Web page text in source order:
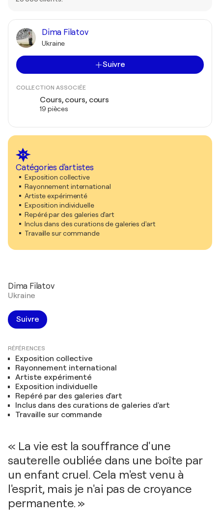
Dima Filatov
Ukraine
Suivre
COLLECTION ASSOCIÉE
Cours, cours, cours
19 pièces
Catégories d'artistes
Exposition collective
Rayonnement international
Artiste expérimenté
Exposition individuelle
Repéré par des galeries d'art
Inclus dans des curations de galeries d'art
Travaille sur commande
Dima Filatov
Ukraine
Suivre
RÉFÉRENCES
Exposition collective
Rayonnement international
Artiste expérimenté
Exposition individuelle
Repéré par des galeries d'art
Inclus dans des curations de galeries d'art
Travaille sur commande
« La vie est la souffrance d'une
sauterelle oubliée dans une boîte par
un enfant cruel. Cela m'est venu à
l'esprit, mais je n'ai pas de croyance
permanente. »